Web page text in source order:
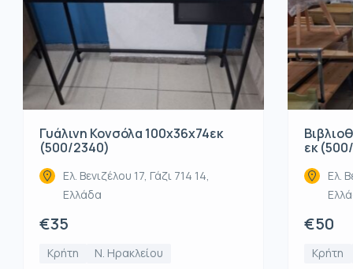
Γυάλινη Κονσόλα 100x36x74εκ
(500/2340)
Ελ. Βενιζέλου 17, Γάζι 714 14,
Ελλάδα
€35
Κρήτη Ν. Ηρακλείου
εκ
Ελ.
€50
Κρήτη